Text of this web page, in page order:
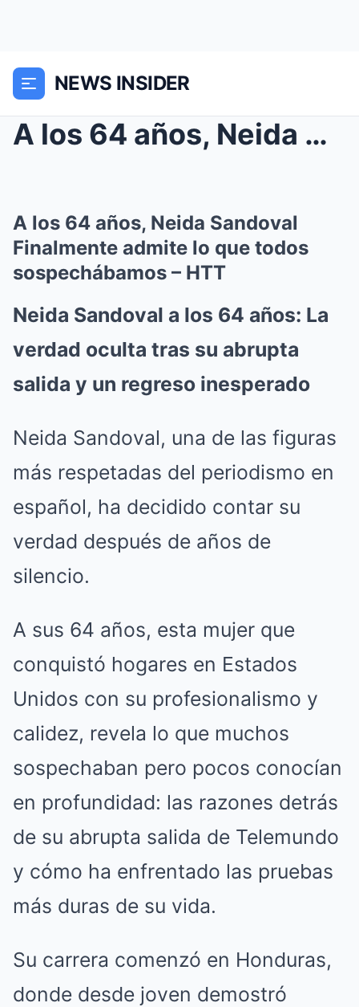
NEWS INSIDER
A los 64 años, Neida Sandoval Finalmente admite lo...
A los 64 años, Neida Sandoval
Finalmente admite lo que todos
sospechábamos – HTT
Neida Sandoval a los 64 años: La
verdad oculta tras su abrupta
salida y un regreso inesperado
Neida Sandoval, una de las figuras
más respetadas del periodismo en
español, ha decidido contar su
verdad después de años de
silencio.
A sus 64 años, esta mujer que
conquistó hogares en Estados
Unidos con su profesionalismo y
calidez, revela lo que muchos
sospechaban pero pocos conocían
en profundidad: las razones detrás
de su abrupta salida de Telemundo
y cómo ha enfrentado las pruebas
más duras de su vida.
Su carrera comenzó en Honduras,
donde desde joven demostró